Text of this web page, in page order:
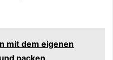
mit dem eigenen
packen